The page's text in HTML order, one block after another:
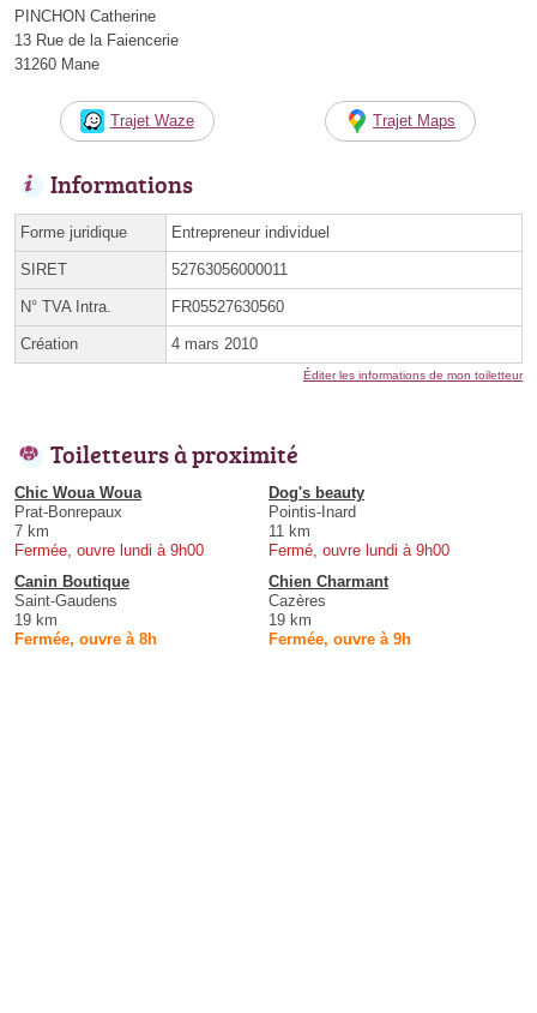
PINCHON Catherine
13 Rue de la Faiencerie
31260 Mane
Trajet Waze Trajet Maps
Informations
Forme juridique Entrepreneur individuel
SIRET 52763056000011
N° TVA Intra. FR05527630560
Création 4 mars 2010
Éditer les informations de mon toiletteur
Toiletteurs à proximité
Chic Woua Woua
Prat-Bonrepaux
7 km
Fermée, ouvre lundi à 9h00
Dog's beauty
Pointis-Inard
11 km
Fermé, ouvre lundi à 9h00
Canin Boutique
Saint-Gaudens
19 km
Fermée, ouvre à 8h
Chien Charmant
Cazères
19 km
Fermée, ouvre à 9h